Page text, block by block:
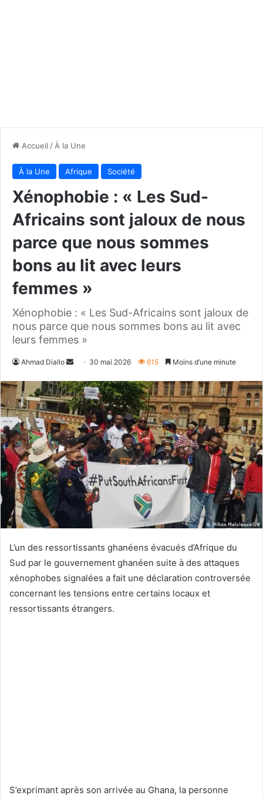
Accueil / À la Une
À la Une Afrique Société
Xénophobie : « Les Sud-
Africains sont jaloux de nous
parce que nous sommes
bons au lit avec leurs
femmes »
Xénophobie : « Les Sud-Africains sont jaloux de
nous parce que nous sommes bons au lit avec
leurs femmes »
Ahmad Diallo
Envoyer
courriel
30 mai 2026 615 Moins d’une minute
L’un des ressortissants ghanéens évacués d’Afrique du
Sud par le gouvernement ghanéen suite à des attaques
xénophobes signalées a fait une déclaration controversée
concernant les tensions entre certains locaux et
ressortissants étrangers.
S’exprimant après son arrivée au Ghana, la personne